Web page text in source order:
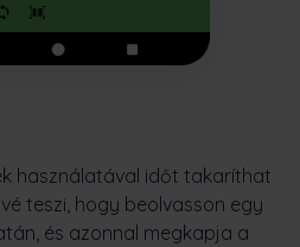
használatával időt takaríthat
teszi, hogy beolvasson egy
és azonnal megkapja a